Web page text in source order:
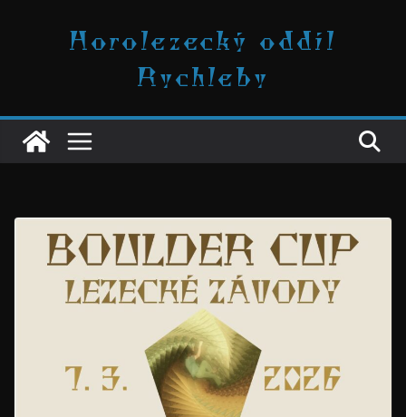
Horolezecký oddíl
Rychleby